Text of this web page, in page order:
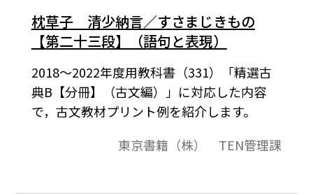
枕草子 清少納言／すさまじきもの
【第二十三段】（語句と表現）
2018～2022年度用教科書（331）「精選古
典B【分冊】（古文編）」に対応した内容
で，古文教材プリント例を紹介します。
東京書籍（株） TEN管理課